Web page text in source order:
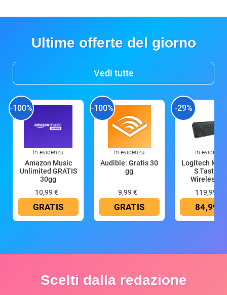
Ultime offerte del giorno
Vedi tutte
-100%
In evidenza
Amazon Music
Unlimited GRATIS
30gg
10,99 €
GRATIS
-100%
In evidenza
Audible: Gratis 30
gg
9,99 €
GRATIS
-29%
In evidenza
Logitech MX
S Tastiera
Wireless
119,99 €
84,99 €
Scelti dalla redazione